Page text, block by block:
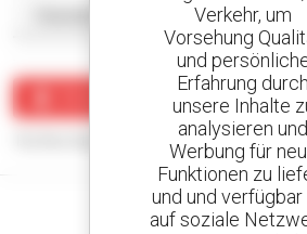
Benachrichtigung erstellen
Für Ihre Suchanfrage konnten keine
Verkehr, um
Vorsehung
und
Erfahrung durch
unsere Inhalte
analysieren und
Werbung für
Funktionen zu
und und verfügbar
auf soziale